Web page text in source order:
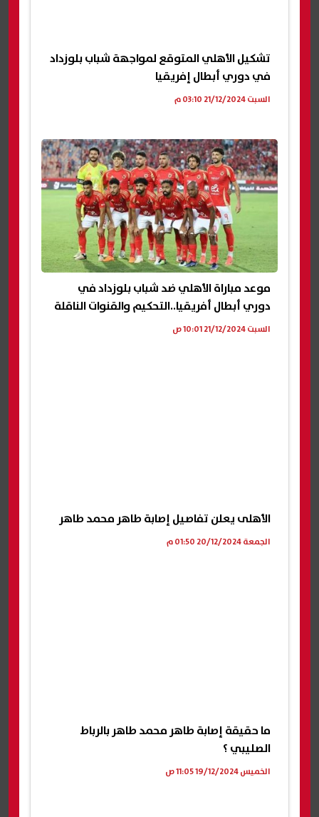
تشكيل الأهلي المتوقع لمواجهة شباب بلوزداد
في دوري أبطال إفريقيا
السبت 21/12/2024 03:10 م
موعد مباراة الأهلي ضد شباب بلوزداد في
دوري أبطال أفريقيا..التحكيم والقنوات الناقلة
السبت 21/12/2024 10:01 ص
الأهلى يعلن تفاصيل إصابة طاهر محمد طاهر
الجمعة 20/12/2024 01:50 م
ما حقيقة إصابة طاهر محمد طاهر بالرباط
الصليبي ؟
الخميس 19/12/2024 11:05 ص